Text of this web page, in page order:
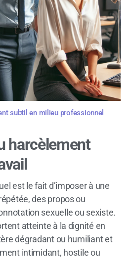
subtil en milieu professionnel
harcèlement
est le fait d’imposer à une
des propos ou
sexuelle ou sexiste.
atteinte à la dignité en
dégradant ou humiliant et
intimidant, hostile ou